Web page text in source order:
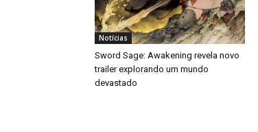
Notícias
Sword Sage: Awakening revela novo
trailer explorando um mundo
devastado